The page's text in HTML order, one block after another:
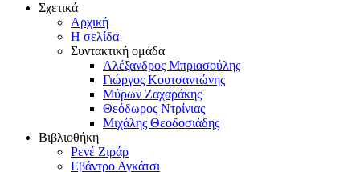
Σχετικά
Αρχική
Η σελίδα
Συντακτική ομάδα
Αλέξανδρος Μπριασούλης
Γιώργος Κουτσαντώνης
Μύρων Ζαχαράκης
Θεόδωρος Ντρίνιας
Μιχάλης Θεοδοσιάδης
Βιβλιοθήκη
Ρενέ Ζιράρ
Εβάντρο Αγκάτσι